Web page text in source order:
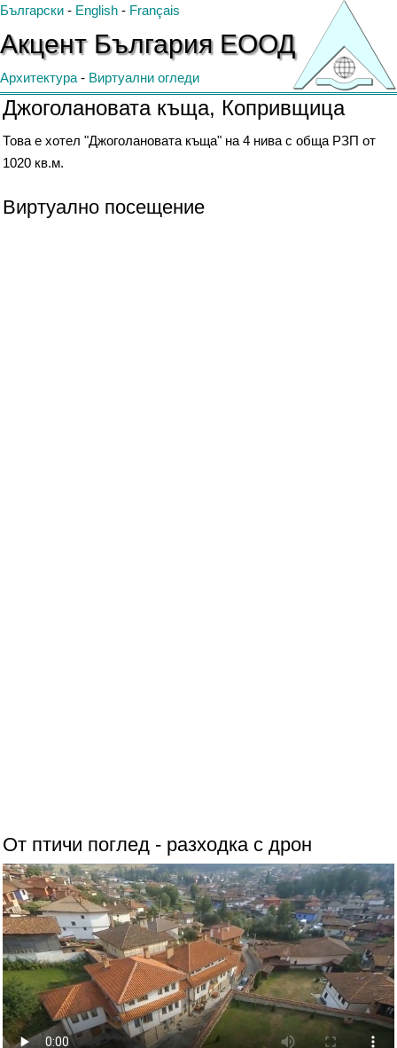
Български - English - Français
Акцент България ЕООД
Архитектура - Виртуални огледи
Джоголановата къща, Копривщица
Това е хотел "Джоголановата къща" на 4 нива с обща РЗП от
1020 кв.м.
Виртуално посещение
От птичи поглед - разходка с дрон